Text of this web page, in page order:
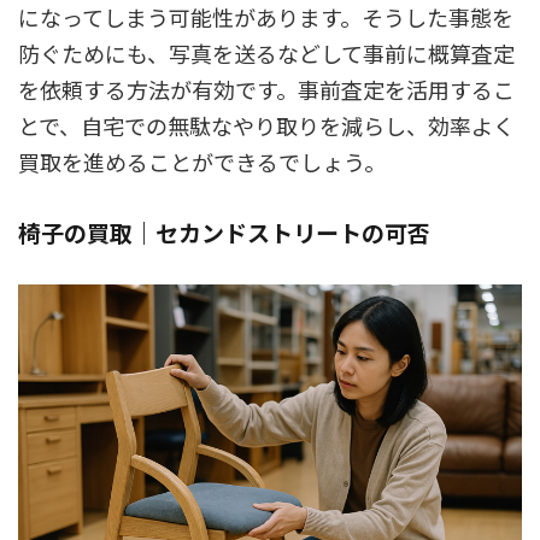
になってしまう可能性があります。そうした事態を
防ぐためにも、写真を送るなどして事前に概算査定
を依頼する方法が有効です。事前査定を活用するこ
とで、自宅での無駄なやり取りを減らし、効率よく
買取を進めることができるでしょう。
椅子の買取｜セカンドストリートの可否